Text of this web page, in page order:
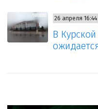
26 апреля 16:44
В